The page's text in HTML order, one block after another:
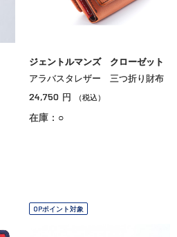
ジェントルマンズ クローゼット
アラバスタレザー 三つ折り財布
24,750 円 （税込）
在庫：○
OPポイント対象